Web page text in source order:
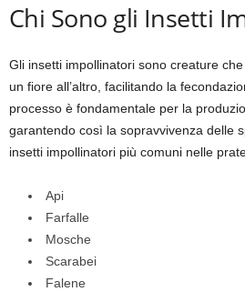
Chi Sono gli Insetti
Gli insetti impollinatori sono creature
un fiore all’altro, facilitando la
processo è fondamentale per la
garantendo così la sopravvivenza delle
insetti impollinatori più comuni nelle
Api
Farfalle
Mosche
Scarabei
Falene